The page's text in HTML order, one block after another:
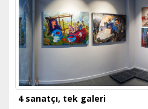
4 sanatçı, tek galeri